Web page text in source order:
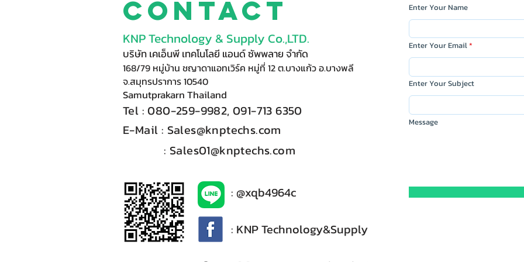
Contact
KNP Technology & Supply Co.,LTD.
บริษัท เคเอ็นพี เทคโนโลยี แอนด์ ซัพพลาย จำกัด
168/79 หมู่บ้าน ชญาดาแอทเวิร์ค หมู่ที่ 12 ต.บางแก้ว อ.บางพลี
จ.สมุทรปราการ 10540
Samutprakarn Thailand
Tel : 080-259-9982, 091-713 6350
E-Mail :​ Sales@knptechs.com
: Sales01@knptechs.com
Enter Your Name
Enter Your Email
Enter Your Subject
Message
: KNP Technology&Supply
: @xqb4964c